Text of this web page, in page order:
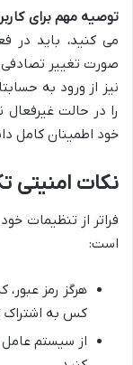
توصیه مهم برای
می کنید، باید در
نیز از ورود به
خود اطمینان کامل
نکات امنیتی
فراتر از تنظیمات
است:
کس به اشتراک
از سیستم عامل